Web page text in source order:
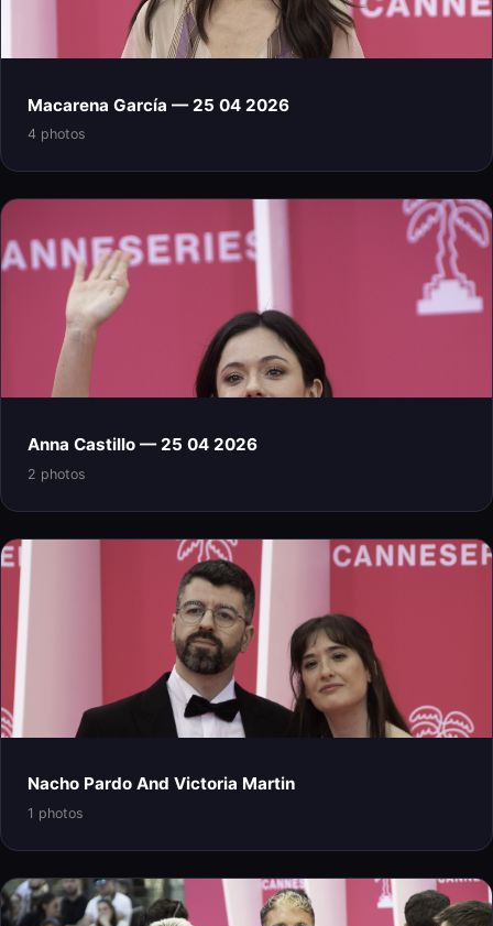
Macarena García — 25 04 2026
4 photos
Anna Castillo — 25 04 2026
2 photos
Nacho Pardo And Victoria Martin
1 photos